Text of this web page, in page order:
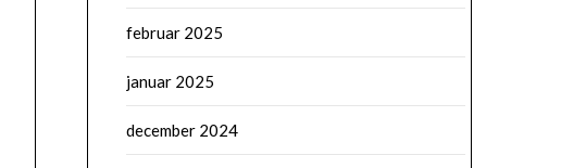
februar 2025
januar 2025
december 2024